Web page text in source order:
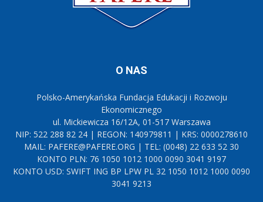
O NAS
Polsko-Amerykańska Fundacja Edukacji i Rozwoju
Ekonomicznego
ul. Mickiewicza 16/12A, 01-517 Warszawa
NIP: 522 288 82 24 | REGON: 140979811 | KRS: 0000278610
MAIL: PAFERE@PAFERE.ORG | TEL: (0048) 22 633 52 30
KONTO PLN: 76 1050 1012 1000 0090 3041 9197
KONTO USD: SWIFT ING BP LPW PL 32 1050 1012 1000 0090
3041 9213